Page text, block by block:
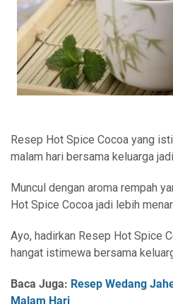
Resep Hot Spice Cocoa yang
malam hari bersama keluarga
Muncul dengan aroma rempah
Hot Spice Cocoa jadi lebih
Ayo, hadirkan Resep Hot Spice
hangat istimewa bersama
Baca Juga : Resep Wedang
Malam Hari